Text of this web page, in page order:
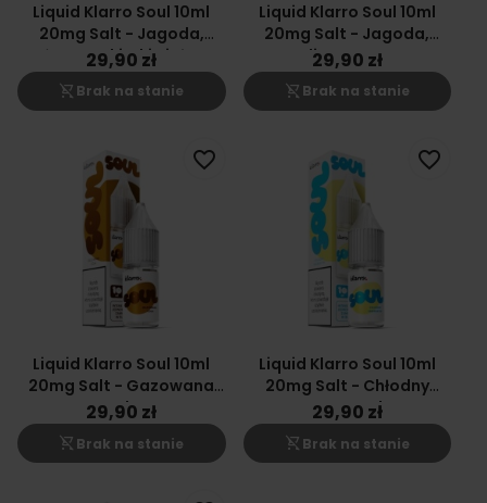
Liquid Klarro Soul 10ml
20mg Salt - Jagoda,
Jeżyna, Cukierki Ziołowe
29,90 zł
shopping_cart_off Brak na stanie
Liquid Klarro Soul 10ml
20mg Salt - Jagoda,
Malina, Cytryna
29,90 zł
shopping_cart_off Brak na stanie
Liquid Klarro Soul 10ml
20mg Salt - Gazowana
Cola
29,90 zł
shopping_cart_off Brak na stanie
favorite_border
Liquid Klarro Soul 10ml
20mg Salt - Chłodny
Energetyk
29,90 zł
shopping_cart_off Brak na stanie
favorite_border